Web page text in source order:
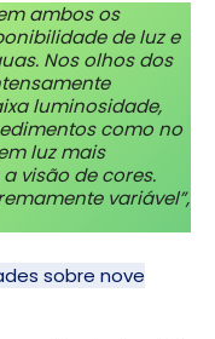
ambos os
de luz e
Nos olhos dos
luminosidade,
como no
luz mais
visão de cores.
variável”,
sobre nove